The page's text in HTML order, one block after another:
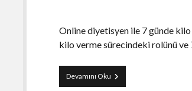
Online diyetisyen ile 7 günde
kilo verme sürecindeki rolünü
Devamını Oku Online
Diyetisyen